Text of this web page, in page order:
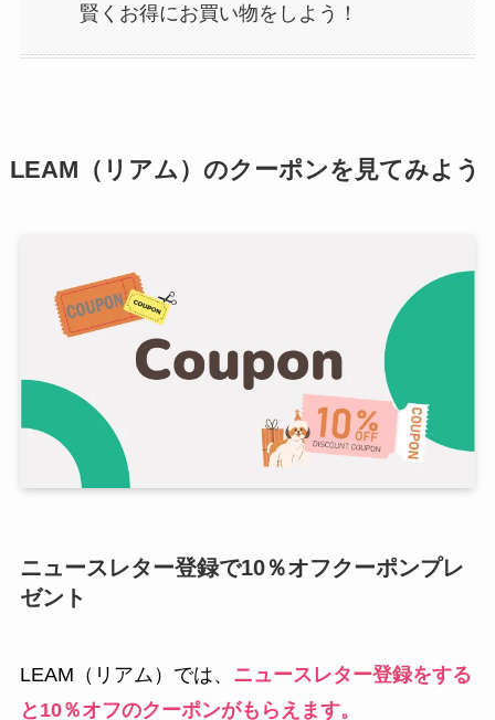
賢くお得にお買い物をしよう！
LEAM（リアム）のクーポンを見てみよう
ニュースレター登録で10％オフクーポンプレ
ゼント
LEAM（リアム）では、 ニュースレター登録をする
と10％オフのクーポンがもらえます。